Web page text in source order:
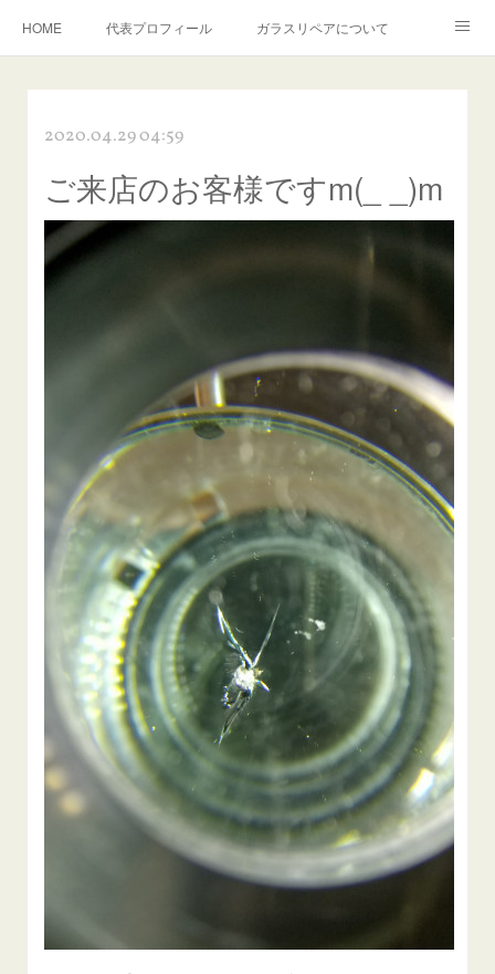
HOME 代表プロフィール ガラスリペアについて
飛び石施工料金について ガラスキズ取り/研磨・磨き・鱗取り
当店へのアクセス 建築ガラスキズ取り・研磨・磨き
【プロ使用】フッ素系ガラストリートメント『アクアペル』
当店の良心的価格の理由について
飛び石ひび割れでヒビ先が伸びた場合は？
2020.04.29 04:59
ご来店のお客様ですm(_ _)m